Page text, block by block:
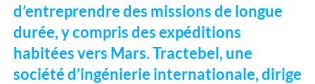
d’entreprendre des missions de longue
durée, y compris des expéditions
habitées vers Mars. Tractebel, une
société d’ingénierie internationale, dirige